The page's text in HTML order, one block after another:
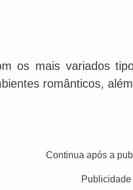
os mais variados
românticos,
Continua após a
Publicidade